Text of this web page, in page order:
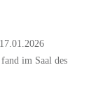
im Saal des